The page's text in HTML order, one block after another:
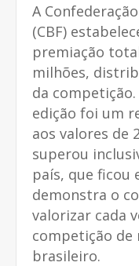
A
(CBF)
premiação
milhões,
da
edição foi um
aos valores de
superou
país, que ficou
demonstra o
valorizar cada
competição
brasileiro.